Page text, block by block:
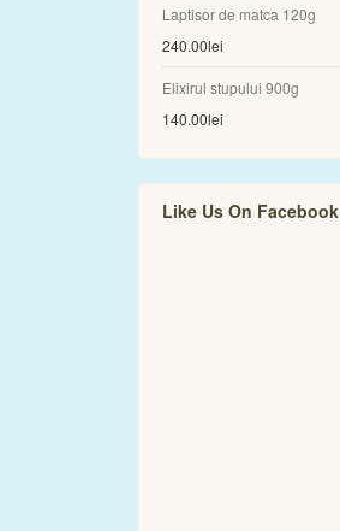
Laptisor de matca 120g
240.00lei
Elixirul stupului 900g
140.00lei
Like Us On Facebook